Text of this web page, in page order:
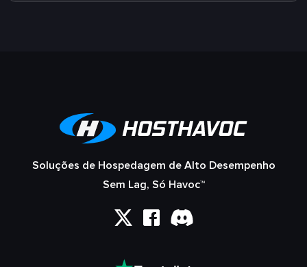
Soluções de Hospedagem de Alto Desempenho
Sem Lag, Só Havoc™